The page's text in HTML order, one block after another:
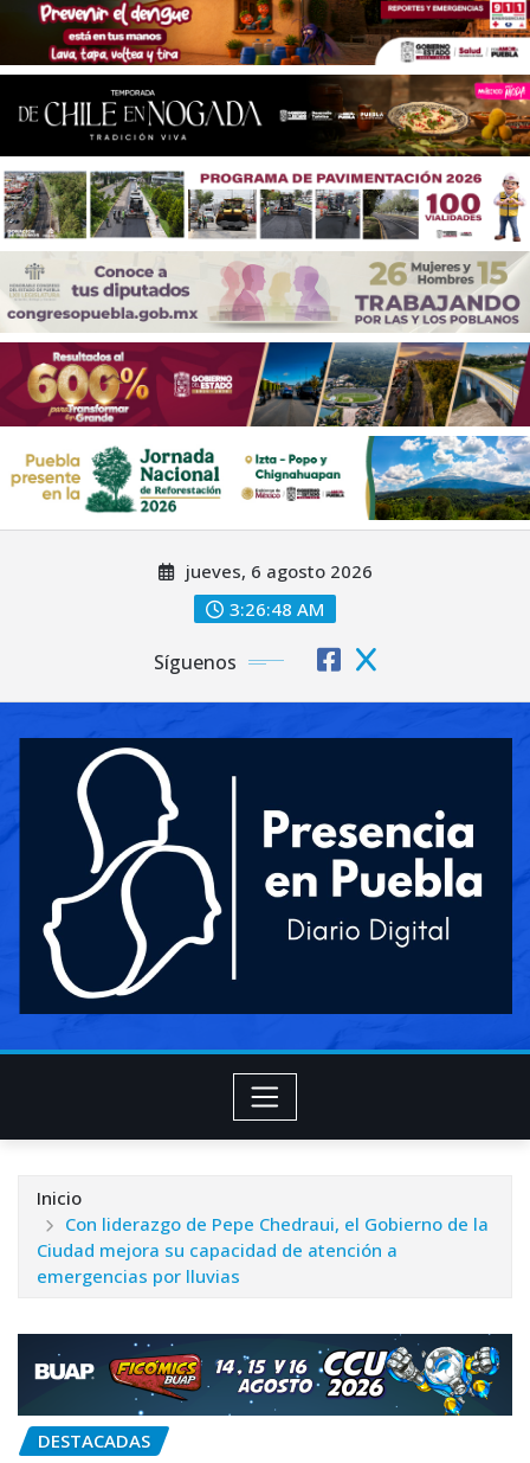
jueves, 6 agosto 2026
3:26:50 AM
Síguenos
Inicio
Con liderazgo de Pepe Chedraui, el Gobierno de la
Ciudad mejora su capacidad de atención a
emergencias por lluvias
DESTACADAS